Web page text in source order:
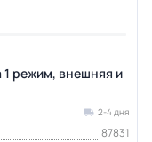
режим, внешняя и
2-4 дня
87831